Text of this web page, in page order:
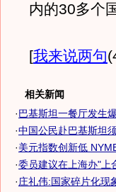
内的30多个
[我来说两句
相关新闻
·巴基斯坦一餐厅发生
·中国公民赴巴基斯坦
·美元指数创新低
·委员建议在上海办"上
·庄礼伟:国家碎片化现